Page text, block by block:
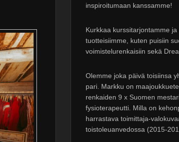
inspiroitumaan kanssamme!
Kurkkaa kurssitarjontamme
tuotteisiimme, kuten puisiin
voimistelurenkaisiin sekä
Olemme joka päivä toisiinsa
pari. Markku on
renkaiden 9 x Suomen
fysioterapeutti. Milla on
harrastava toimittaja-
toistoleuanvedossa (2015-